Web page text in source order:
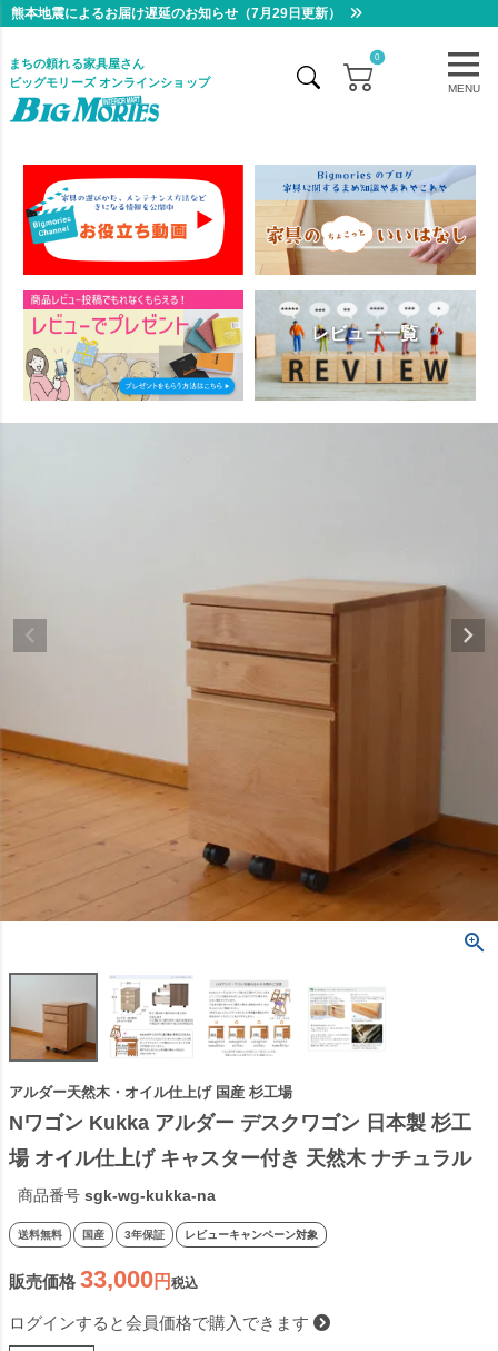
熊本地震によるお届け遅延のお知らせ（7月29日更新）
MENU
まちの頼れる家具屋さん
ビッグモリーズ オンラインショップ
0
レビュー一覧
アルダー天然木・オイル仕上げ 国産 杉工場
Nワゴン Kukka アルダー デスクワゴン 日本製 杉工
場 オイル仕上げ キャスター付き 天然木 ナチュラル
シンプル コンパクト LGY 国産 テレワーク リモート
ワーク
商品番号 sgk-wg-kukka-na
送料無料 国産 3年保証 レビューキャンペーン対象
販売価格 33,000 税込
ログインすると会員価格で購入できます